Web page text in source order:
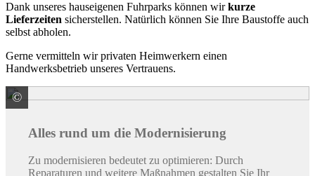
Dank unseres hauseigenen Fuhrparks können wirkurze
Lieferzeiten sicherstellen. Natürlich können Sie Ihre Baustoffe auch
selbst abholen.
Gerne vermitteln wir privaten Heimwerkern einen
Handwerksbetrieb unseres Vertrauens.
© © LuckyBusiness / stock.adobe.com
Alles rund um die Modernisierung
Zu modernisieren bedeutet zu optimieren: Durch
Reparaturen und weitere Maßnahmen gestalten Sie Ihr